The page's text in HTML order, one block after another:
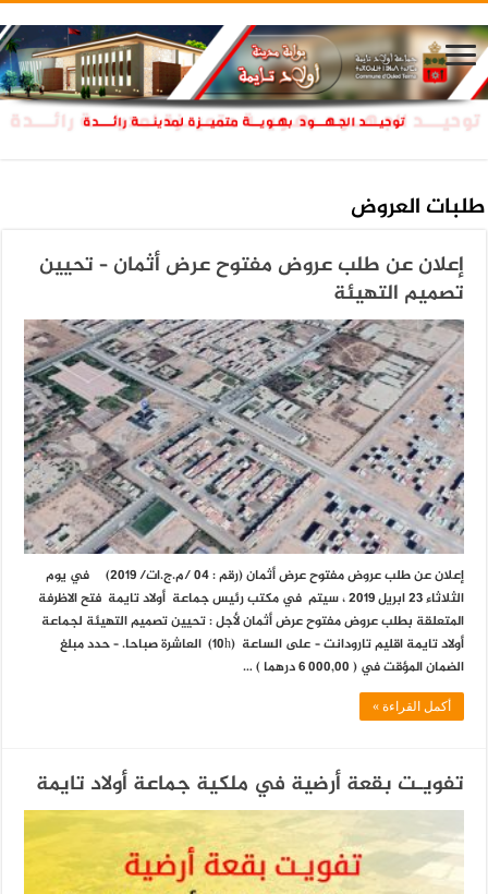
طلبات العروض
إعلان عن طلب عروض مفتوح عرض أثمان – تحيين
تصميم التهيئة
إعلان عن طلب عروض مفتوح عرض أثمان (رقم : 04 /م.ج.ات/ 2019) في يوم
الثلاثاء 23 ابريل 2019 ، سيتم في مكتب رئيس جماعة أولاد تايمة فتح الاظرفة
المتعلقة بطلب عروض مفتوح عرض أثمان لأجل : تحيين تصميم التهيئة لجماعة
أولاد تايمة اقليم تارودانت – على الساعة (10h) العاشرة صباحا. – حدد مبلغ
الضمان المؤقت في ( 000,00 6 درهما ) …
أكمل القراءة »
تفويـت بقعة أرضية في ملكية جماعة أولاد تايمة